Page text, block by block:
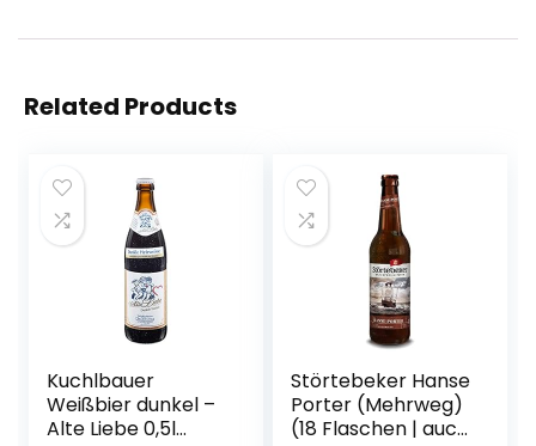
Related Products
Kuchlbauer
Weißbier dunkel –
Alte Liebe 0,5l
Störtebeker Hanse
Porter (Mehrweg)
(18 Flaschen | auch